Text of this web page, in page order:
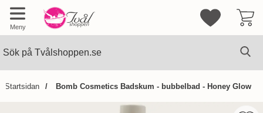
Meny
Mina
Startsidan Bomb Cosmetics Badskum - bubbelbad - Honey Glow